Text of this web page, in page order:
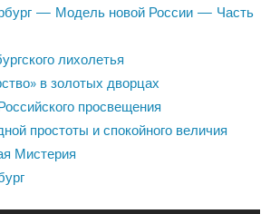
— Модель новой России — Часть
лихолетья
в золотых дворцах
просвещения
простоты и спокойного величия
Мистерия